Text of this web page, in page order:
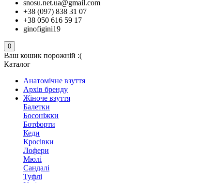
snosu.net.ua@gmail.com
+38 (097) 838 31 07
+38 050 616 59 17
ginofigini19
0
Ваш кошик порожній :(
Каталог
Анатомічне взуття
Архів бренду
Жіноче взуття
Балетки
Босоніжки
Ботфорти
Кеди
Кросівки
Лофери
Мюлі
Сандалі
Туфлі